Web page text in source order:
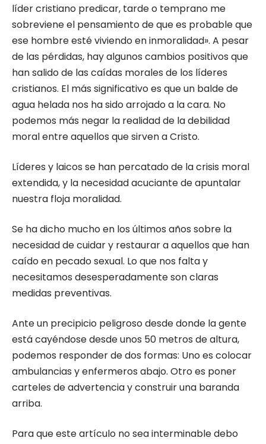
líder cristiano predicar, tarde o temprano me
sobreviene el pensamiento de que es probable que
ese hombre esté viviendo en inmoralidad». A pesar
de las pérdidas, hay algunos cambios positivos que
han salido de las caídas morales de los líderes
cristianos. El más significativo es que un balde de
agua helada nos ha sido arrojado a la cara. No
podemos más negar la realidad de la debilidad
moral entre aquellos que sirven a Cristo.
Líderes y laicos se han percatado de la crisis moral
extendida, y la necesidad acuciante de apuntalar
nuestra floja moralidad.
Se ha dicho mucho en los últimos años sobre la
necesidad de cuidar y restaurar a aquellos que han
caído en pecado sexual. Lo que nos falta y
necesitamos desesperadamente son claras
medidas preventivas.
Ante un precipicio peligroso desde donde la gente
está cayéndose desde unos 50 metros de altura,
podemos responder de dos formas: Uno es colocar
ambulancias y enfermeros abajo. Otro es poner
carteles de advertencia y construir una baranda
arriba.
Para que este artículo no sea interminable debo